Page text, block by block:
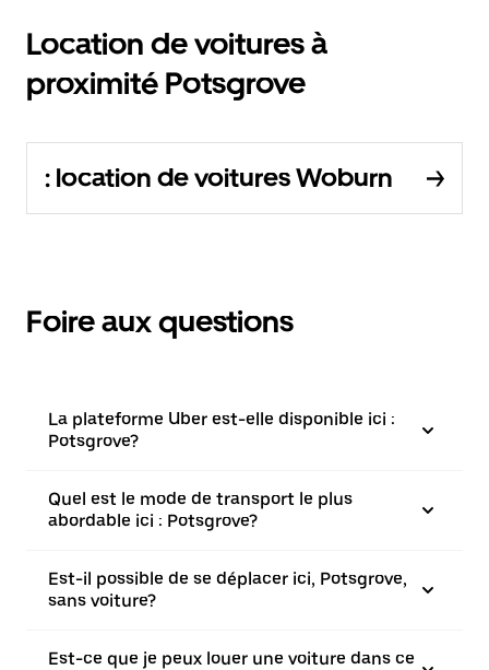
Location de voitures à
proximité Potsgrove
: location de voitures Woburn
Foire aux questions
La plateforme Uber est-elle disponible ici :
Potsgrove?
Quel est le mode de transport le plus
abordable ici : Potsgrove?
Est-il possible de se déplacer ici, Potsgrove,
sans voiture?
Est-ce que je peux louer une voiture dans ce